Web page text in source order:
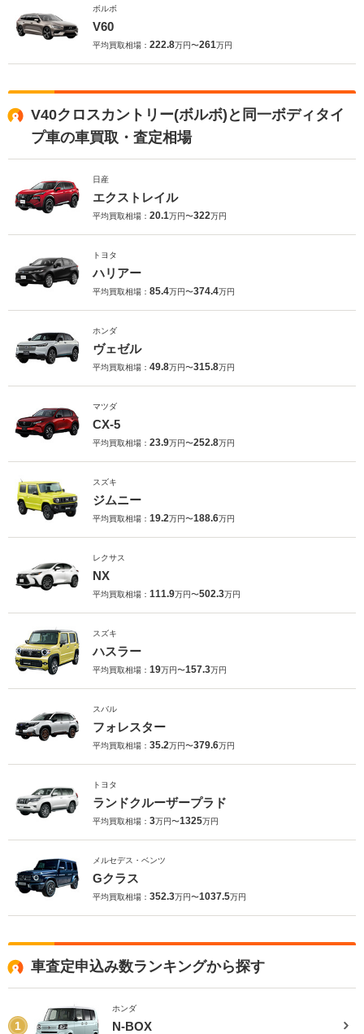
ボルボ
V60
平均買取相場： 222.8万円〜261万円
V40クロスカントリー(ボルボ)と同一ボディタイ
プ車の車買取・査定相場
日産
エクストレイル
平均買取相場： 20.1万円〜322万円
トヨタ
ハリアー
平均買取相場： 85.4万円〜374.4万円
ホンダ
ヴェゼル
平均買取相場： 49.8万円〜315.8万円
マツダ
CX-5
平均買取相場： 23.9万円〜252.8万円
スズキ
ジムニー
平均買取相場： 19.2万円〜188.6万円
レクサス
NX
平均買取相場： 111.9万円〜502.3万円
スズキ
ハスラー
平均買取相場： 19万円〜157.3万円
スバル
フォレスター
平均買取相場： 35.2万円〜379.6万円
トヨタ
ランドクルーザープラド
平均買取相場： 3万円〜1325万円
メルセデス・ベンツ
Gクラス
平均買取相場： 352.3万円〜1037.5万円
車査定申込み数ランキングから探す
1
ホンダ
N-BOX